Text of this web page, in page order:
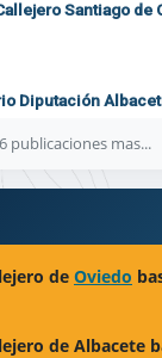
Santiago de
Diputación
Albacete
Oviedo
publicaciones mas...
de Oviedo
de Albacete